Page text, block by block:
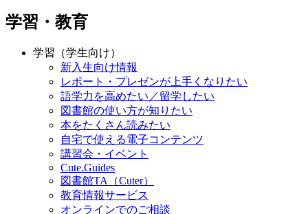
学習・教育
学習（学生向け）
新入生向け情報
レポート・プレゼンが上手くなりたい
語学力を高めたい／留学したい
図書館の使い方が知りたい
本をたくさん読みたい
自宅で使える電子コンテンツ
講習会・イベント
Cute.Guides
図書館TA（Cuter）
教育情報サービス
オンラインでのご相談